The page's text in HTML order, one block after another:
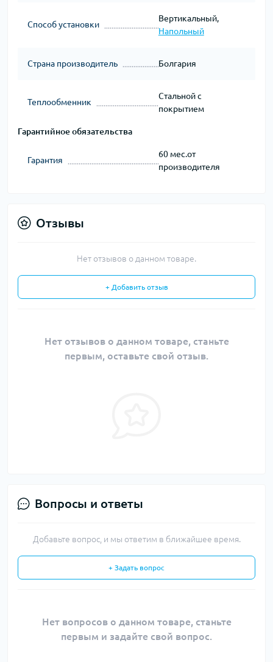
Способ установки
Вертикальный,
Напольный
Страна производитель Болгария
Теплообменник
Стальной с
покрытием
Гарантийное обязательства
Гарантия
60 мес.от
производителя
Отзывы
Нет отзывов о данном товаре.
+ Добавить отзыв
Нет отзывов о данном товаре, станьте
первым, оставьте свой отзыв.
Вопросы и ответы
Добавьте вопрос, и мы ответим в ближайшее время.
+ Задать вопрос
Нет вопросов о данном товаре, станьте
первым и задайте свой вопрос.